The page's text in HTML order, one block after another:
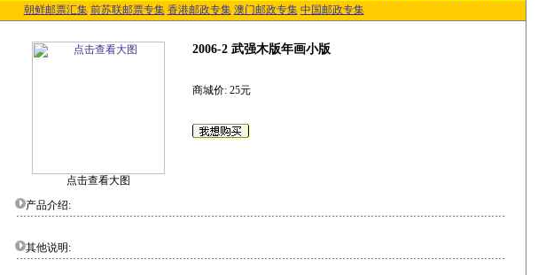
朝鲜邮票汇集 前苏联邮票专集 香港邮政专集 澳门邮政专集 中国邮政专集
点击查看大图
2006-2 武强木版年画小版
商城价: 25元
产品介绍:
其他说明: